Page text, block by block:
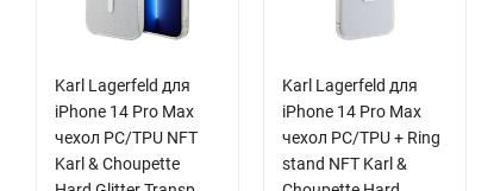
Karl Lagerfeld для
iPhone 14 Pro Max
чехол PC/TPU NFT
Karl & Choupette
Karl Lagerfeld для
iPhone 14 Pro Max
чехол PC/TPU + Ring
stand NFT Karl &